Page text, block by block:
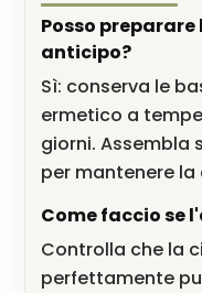
Posso
anticipo?
Sì: conserva le
ermetico a
giorni. Assembla
per mantenere
Come faccio se
Controlla che la
perfettamente